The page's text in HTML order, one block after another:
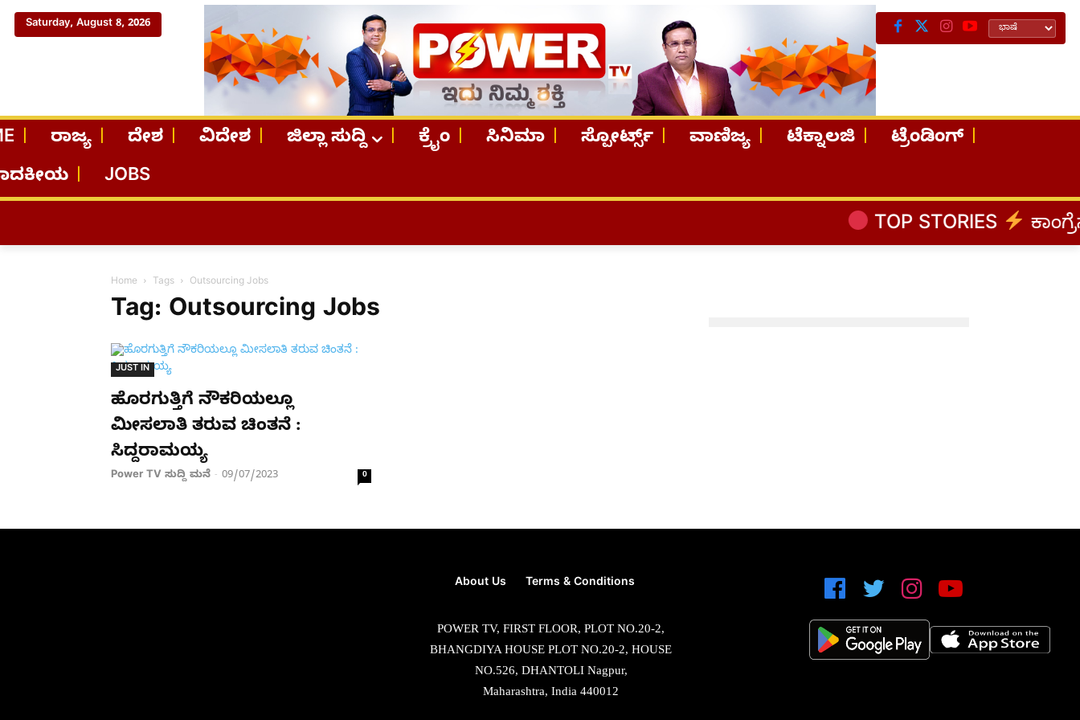
Saturday, August 8, 2026
ರಾಜ್ಯ ದೇಶ ವಿದೇಶ ಜಿಲ್ಲಾ ಸುದ್ದಿ ಕ್ರೈಂ ಸಿನಿಮಾ ಸ್ಪೋರ್ಟ್ಸ್ ವಾಣಿಜ್ಯ ಟೆಕ್ನಾಲಜಿ
ಟ್ರೆಂಡಿಂಗ್
JOBS
TOP STORIES
Home Tags Outsourcing Jobs
Tag: Outsourcing Jobs
JUST IN
ಹೊರಗುತ್ತಿಗೆ ನೌಕರಿಯಲ್ಲೂ
ಮೀಸಲಾತಿ ತರುವ ಚಿಂತನೆ :
ಸಿದ್ದರಾಮಯ್ಯ
Power TV ಸುದ್ದಿ ಮನೆ - 09/07/2023 0
About Us Terms & Conditions
POWER TV, FIRST FLOOR, PLOT NO.20-2,
BHANGDIYA HOUSE PLOT NO.20-2, HOUSE
NO.526, DHANTOLI Nagpur,
Maharashtra, India 440012